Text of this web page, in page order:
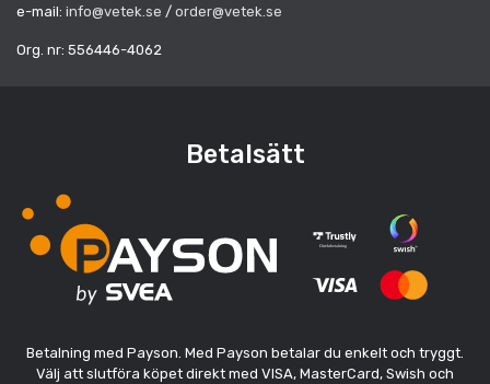
e-mail: info@vetek.se / order@vetek.se
Org. nr: 556446-4062
Betalsätt
Betalning med Payson. Med Payson betalar du enkelt och tryggt.
Välj att slutföra köpet direkt med VISA, MasterCard, Swish och